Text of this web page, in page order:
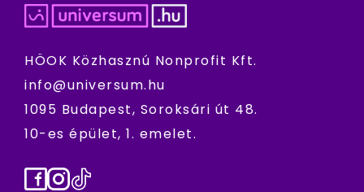
HÖOK Közhasznú Nonprofit Kft.
info@universum.hu
1095 Budapest, Soroksári út 48.
10-es épület, 1. emelet.
Facebook
Instagram
TikTok